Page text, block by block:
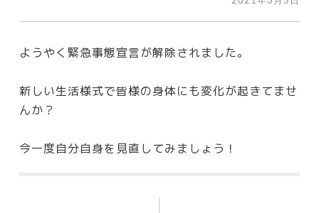
ようやく緊急事態宣言が解除されました。
新しい生活様式で皆様の身体にも変化が起きてませ
んか？
今一度自分自身を見直してみましょう！